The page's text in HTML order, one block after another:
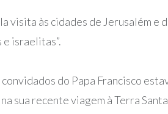
às cidades de Jerusalém e
israelitas”.
do Papa Francisco
sua recente viagem à Terra